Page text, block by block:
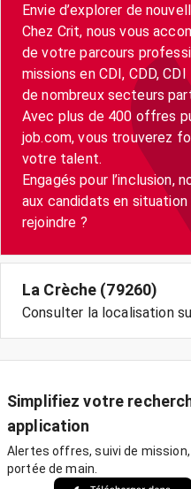
Envie d’explorer de
Chez Crit, nous vous
de votre parcours
missions en CDI, CDD,
de nombreux secteurs
Avec plus de 400 offres
job.com, vous trouverez
votre talent.
Engagés pour l’inclusion,
aux candidats en
La Crèche (79260)
Consulter la localisation
Simplifiez votre
application
Alertes offres, suivi de
portée de main.